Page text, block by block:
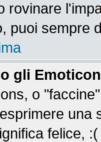
rovinare
puoi sempre
gli
o
una
felice,